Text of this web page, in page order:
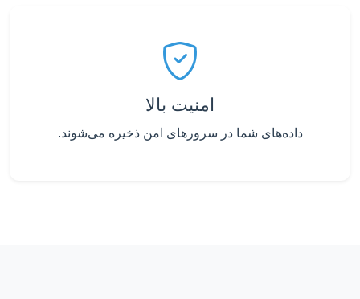
امنیت بالا
داده‌های شما در سرورهای امن ذخیره می‌شوند.